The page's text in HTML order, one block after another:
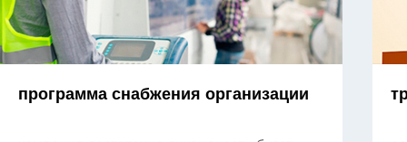
программа снабжения организации